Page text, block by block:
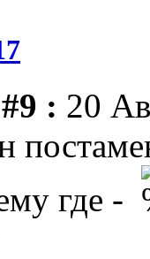
: 20
где -